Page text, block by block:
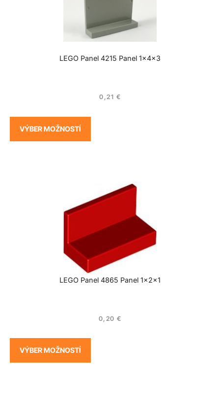
LEGO Panel 4215 Panel 1x4x3
0,21 €
VÝBER MOŽNOSTÍ
LEGO Panel 4865 Panel 1x2x1
0,20 €
VÝBER MOŽNOSTÍ